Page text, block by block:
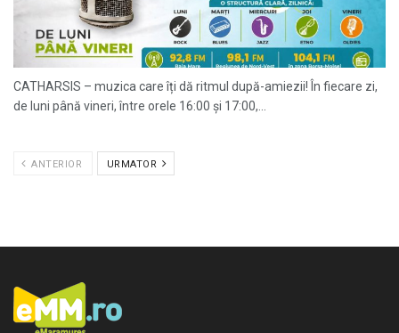
CATHARSIS – muzica care îți dă ritmul după-amiezii! În fiecare zi,
de luni până vineri, între orele 16:00 și 17:00,...
ANTERIOR URMATOR